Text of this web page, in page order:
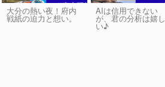
大分の熱い夜！府内
戦紙の迫力と想い。
AIは信用できない
が、君の分析は嬉し
い♪